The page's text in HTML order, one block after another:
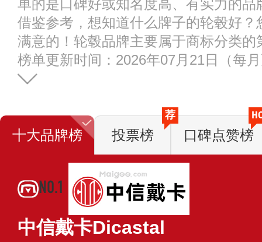
单的是口碑好或知名度高、有实力的
借鉴参考，想知道什么牌子的轮毂好
满意的！轮毂品牌主要属于商标分类的
榜单更新时间：2026年07月21日（每
十大品牌榜 投票榜
荐
口碑点赞榜
NO.1
中信戴卡Dicastal